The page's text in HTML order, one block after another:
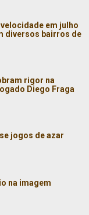
em julho
diversos bairros de
rigor na
Diego Fraga
jogos de azar
na imagem